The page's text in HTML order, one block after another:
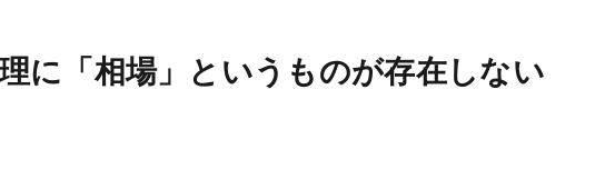
に「相場」というものが存在しない